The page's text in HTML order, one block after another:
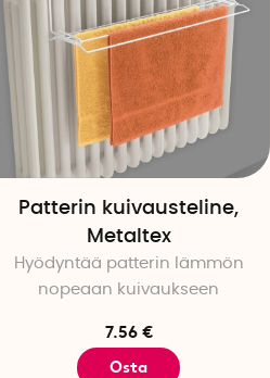
Patterin kuivausteline,
Metaltex
Hyödyntää patterin lämmön
nopeaan kuivaukseen
7.56 €
Osta